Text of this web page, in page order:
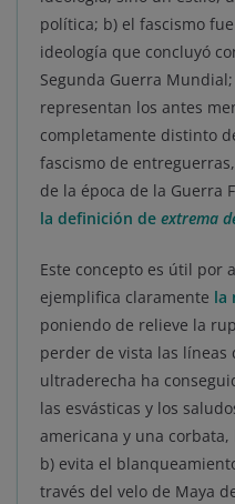
política; b) el fascismo
ideología que concluyó
Segunda Guerra
representan los antes
completamente distinto
fascismo de
de la época de la Guerra
la definición de extrema
Este concepto es útil por
ejemplifica claramente la
poniendo de relieve la
perder de vista las
ultraderecha ha
las esvásticas y los
americana y una
b) evita el
través del velo de Maya